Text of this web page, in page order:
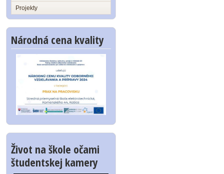
Projekty
Národná cena kvality
Život na škole očami
študentskej kamery